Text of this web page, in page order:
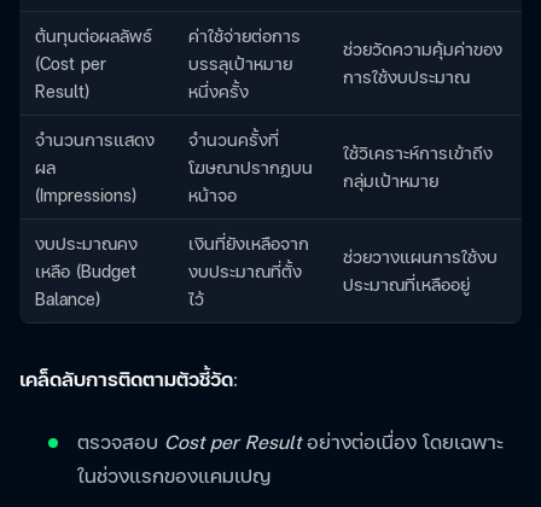
ต้นทุนต่อผลลัพธ์
(Cost per
Result)
ค่าใช้จ่ายต่อการ
บรรลุเป้าหมาย
หนึ่งครั้ง
ช่วยวัดความคุ้มค่าของ
การใช้งบประมาณ
จำนวนการแสดง
ผล
(Impressions)
จำนวนครั้งที่
โฆษณาปรากฏบน
หน้าจอ
ใช้วิเคราะห์การเข้าถึง
กลุ่มเป้าหมาย
งบประมาณคง
เหลือ (Budget
Balance)
เงินที่ยังเหลือจาก
งบประมาณที่ตั้ง
ไว้
ช่วยวางแผนการใช้งบ
ประมาณที่เหลืออยู่
เคล็ดลับการติดตามตัวชี้วัด:
ตรวจสอบ Cost per Resultอย่างต่อเนื่อง โดยเฉพาะ
ในช่วงแรกของแคมเปญ